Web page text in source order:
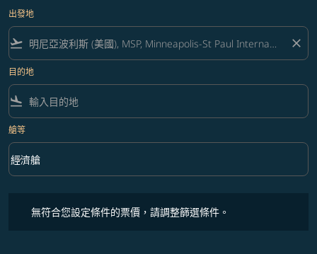
出發地
flight_takeoff close
目的地
flight_land
艙等
艙等 option 經濟艙 Selected
經濟艙
keyboard_arrow_down
無符合您設定條件的票價，請調整篩選條件。